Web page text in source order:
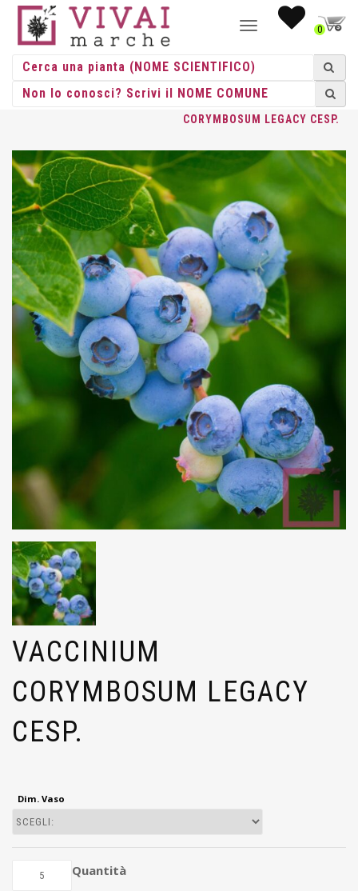
NAVIGAZIONE0
HOME/ CESPUGLI/CESPUGLI VASO/VACCINIUM / VACCINIUM
CORYMBOSUM LEGACY CESP.
VACCINIUM
CORYMBOSUM LEGACY
CESP.
Dim. Vaso
Quantità